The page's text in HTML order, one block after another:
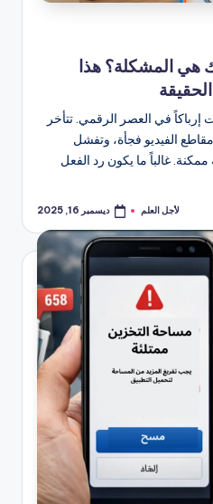
هي المشكلة؟ هذا
إرباكاً في العصر الرقمي. تتأخر
الفيديو فجأة، وتفشل
غالباً ما يكون رد الفعل
تمّ
بواسطة
لأجل العلم ديسمبر 16, 2025